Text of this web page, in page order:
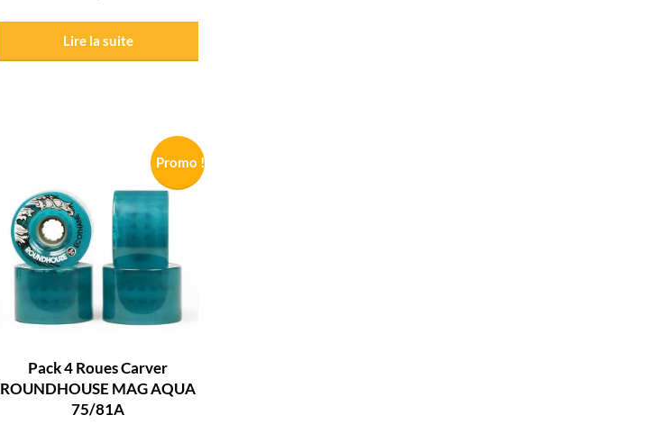
Lire la suite
Promo !
Pack 4 Roues Carver
ROUNDHOUSE MAG AQUA
75/81A